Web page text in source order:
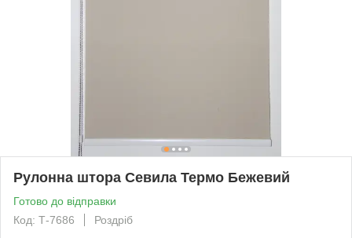
Рулонна штора Севила Термо Бежевий
Готово до відправки
Код: Т-7686
Роздріб